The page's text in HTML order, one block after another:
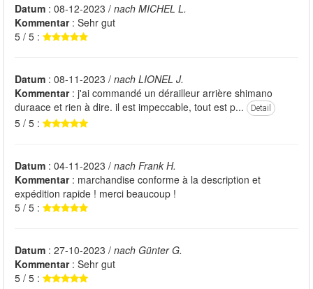
Datum : 08-12-2023 / nach MICHEL L.
Kommentar: Sehr gut
5 / 5 :
Datum : 08-11-2023 / nach LIONEL J.
Kommentar: j'ai commandé un dérailleur arrière shimano
duraace et rien à dire. il est impeccable, tout est p...
Detail
5 / 5 :
Datum : 04-11-2023 / nach Frank H.
Kommentar: marchandise conforme à la description et
expédition rapide ! merci beaucoup !
5 / 5 :
Datum : 27-10-2023 / nach Günter G.
Kommentar: Sehr gut
5 / 5 :